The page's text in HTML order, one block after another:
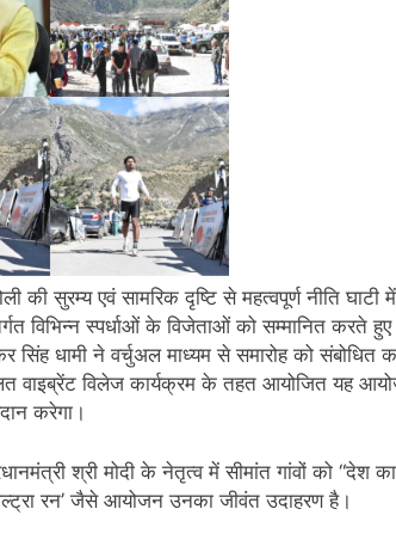
की सुरम्य एवं सामरिक दृष्टि से महत्वपूर्ण नीति
विभिन्न स्पर्धाओं के विजेताओं को सम्मानित करते
सिंह धामी ने वर्चुअल माध्यम से समारोह को संबोधित
वाइब्रेंट विलेज कार्यक्रम के तहत आयोजित यह
करेगा।
श्री मोदी के नेतृत्व में सीमांत गांवों को “देश
रन’ जैसे आयोजन उनका जीवंत उदाहरण है।